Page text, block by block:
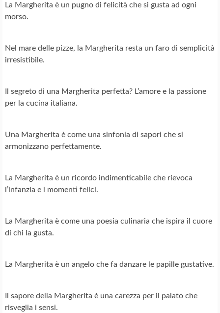
La Margherita è un pugno di felicità che si gusta ad ogni
morso.
Nel mare delle pizze, la Margherita resta un faro di semplicità
irresistibile.
Il segreto di una Margherita perfetta? L’amore e la passione
per la cucina italiana.
Una Margherita è come una sinfonia di sapori che si
armonizzano perfettamente.
La Margherita è un ricordo indimenticabile che rievoca
l’infanzia e i momenti felici.
La Margherita è come una poesia culinaria che ispira il cuore
di chi la gusta.
La Margherita è un angelo che fa danzare le papille gustative.
Il sapore della Margherita è una carezza per il palato che
risveglia i sensi.